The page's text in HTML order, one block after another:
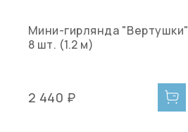
Мини-гирлянда "Вертушки"
8 шт. (1.2 м)
2 440 ₽